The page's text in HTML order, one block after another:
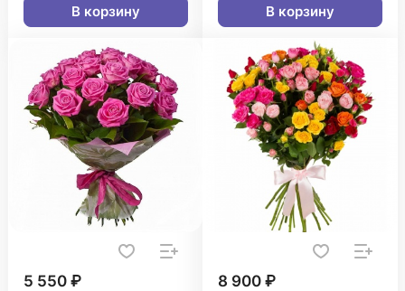
В корзину В корзину
5 550 ₽ 8 900 ₽